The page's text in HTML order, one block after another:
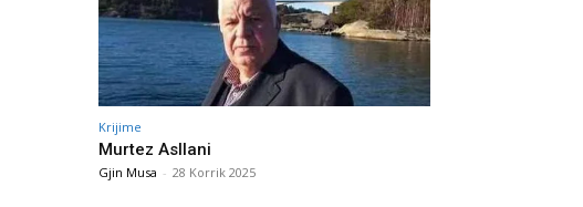
Krijime
Murtez Asllani
Gjin Musa - 28 Korrik 2025